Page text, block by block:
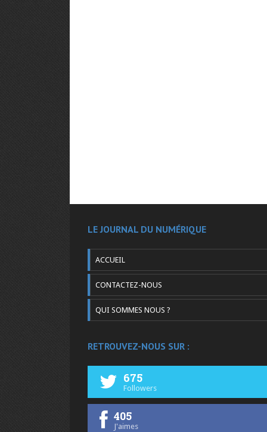
LE JOURNAL DU NUMÉRIQUE
ACCUEIL
CONTACTEZ-NOUS
QUI SOMMES NOUS ?
RETROUVEZ-NOUS SUR :
675
Followers
405
J'aimes